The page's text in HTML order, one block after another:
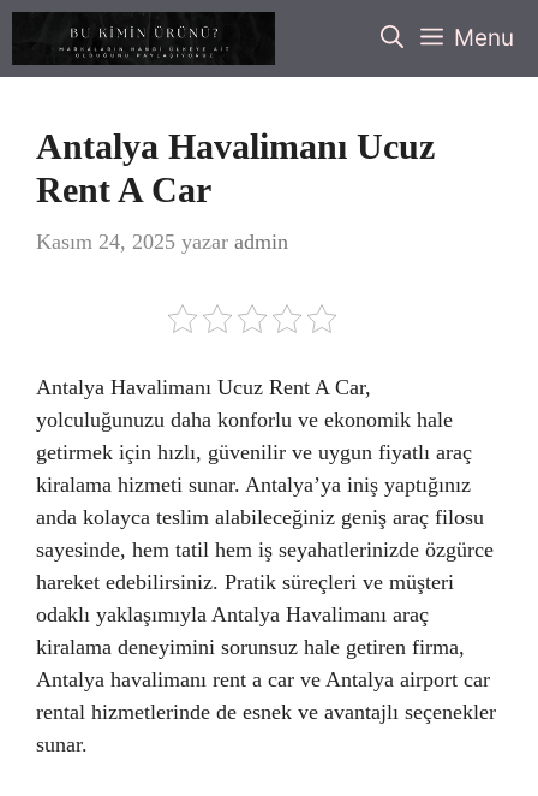
İçeriğe
Menu
Antalya Havalimanı Ucuz
Rent A Car
Kasım 24, 2025 yazar admin
Antalya Havalimanı Ucuz Rent A Car,
yolculuğunuzu daha konforlu ve ekonomik hale
getirmek için hızlı, güvenilir ve uygun fiyatlı araç
kiralama hizmeti sunar. Antalya’ya iniş yaptığınız
anda kolayca teslim alabileceğiniz geniş araç filosu
sayesinde, hem tatil hem iş seyahatlerinizde özgürce
hareket edebilirsiniz. Pratik süreçleri ve müşteri
odaklı yaklaşımıyla Antalya Havalimanı araç
kiralama deneyimini sorunsuz hale getiren firma,
Antalya havalimanı rent a car ve Antalya airport car
rental hizmetlerinde de esnek ve avantajlı seçenekler
sunar.